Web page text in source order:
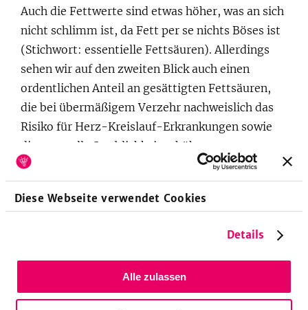
Diese Webseite verwendet Cookies
Details
Alle zulassen
Auch die Fettwerte sind etwas höher, was an sich
nicht schlimm ist, da Fett per se nichts Böses ist
(Stichwort: essentielle Fettsäuren). Allerdings
sehen wir auf den zweiten Blick auch einen
ordentlichen Anteil an gesättigten Fettsäuren,
die bei übermäßigem Verzehr nachweislich das
Risiko für Herz-Kreislauf-Erkrankungen sowie
die generelle Sterblichkeit erhöhen.
pflanzenbasierter Burger nicht gesund sein?
Wird uns nicht immer wieder erzählt "Esst mehr
Eine berechtigte Frage - und ich möchte an
dieser Stelle die Gesundheitsempfehlung
konkretisieren: "Esst mehr Gemüse - aber am